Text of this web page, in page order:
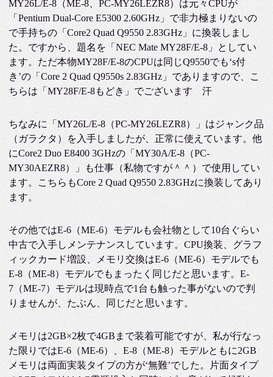
MY26L/E-8（ME-8、PC-MY26LEZR8）は元々CPUが
「Pentium Dual-Core E5300 2.60GHz」で非力極まりないの
で手持ちの「Core2 Quad Q9550 2.83GHz」に換装しまし
た。ですから、題名を「NEC Mate MY28F/E-8」としてい
ます。ただ本物MY28F/E-8のCPUは同じQ9550でも‘s付
き’の「Core 2 Quad Q9550s 2.83GHz」でありますので、こ
ちらは「MY28F/E-8もどき」でございます 汗
ちなみに「MY26L/E-8（PC-MY26LEZR8）」はジャンク品
（ガラクタ）を入手しましたが、正常に使えています。他
にCore2 Duo E8400 3GHzの「MY30A/E-8（PC-
MY30AEZR8）」も仕事（私物ですが＾＾）で使用してい
ます。こちらもCore 2 Quad Q9550 2.83GHzに換装してあり
ます。
その他ではE-6（ME-6）モデルも会社物として10台ぐらい
中古で入手しメンテナンスしています。CPU換装、グラフ
ィックカード増設、メモリ交換はE-6（ME-6）モデルでも
E-8（ME-8）モデルでもまったく同じだと思います。E-
7（ME-7）モデルは現時点で1台も触った事がないので判
りませんが、たぶん、同じだと思います。
メモリは2GB×2枚で4GBまで装着可能ですが、私が行なっ
た限りではE-6（ME-6）、E-8（ME-8）モデルともに2GB
メモリは両面実装タイプの方が‘無難’でした。片面タイプ